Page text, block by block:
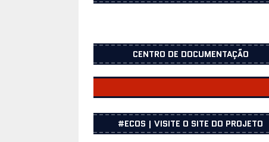
CENTRO DE DOCUMENTAÇÃO
CENTRO DOCUMENTAÇÃO
#ECOS | VISITE O SITE DO PROJETO